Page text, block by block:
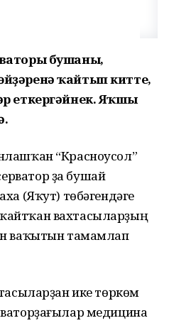
бушаны,
ҡайтып китте,
еткергәйнек. Яҡшы
“Красноусол”
ҙа бушай
(Яҡут) төбәгендәге
вахтасыларҙың
ваҡытын тамамлап
ике төркөм
медицина